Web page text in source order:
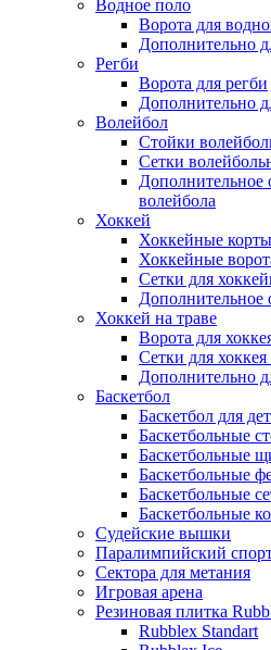
Водное поло
Ворота для
Дополнительно
Регби
Ворота для регби
Дополнительно
Волейбол
Стойки
Сетки
Дополнительное
волейбола
Хоккей
Хоккейные корты
Хоккейные
Сетки для
Дополнительное
Хоккей на траве
Ворота для
Сетки для хоккея
Дополнительно
Баскетбол
Баскетбол для
Баскетбольные
Баскетбольные
Баскетбольные
Баскетбольные
Баскетбольные
Судейские вышки
Паралимпийский
Сектора для метания
Игровая арена
Резиновая плитка
Rubblex Standart